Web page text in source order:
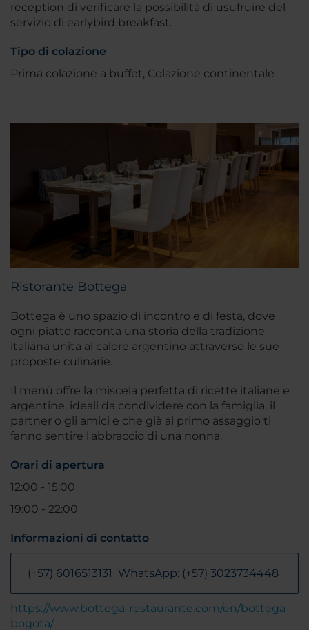
reception di verificare la possibilità di usufruire del
servizio di earlybird breakfast.
Tipo di colazione
Prima colazione a buffet, Colazione continentale
Ristorante Bottega
Bottega è uno spazio di incontro e di festa, dove
ogni piatto racconta una storia della tradizione
italiana unita al calore argentino attraverso le sue
proposte culinarie.
Il menù offre la miscela perfetta di ricette italiane e
argentine, ideali da condividere con la famiglia, il
partner o gli amici e che già al primo assaggio ti
fanno sentire l'abbraccio di una nonna.
Orari di apertura
12:00 - 15:00
19:00 - 22:00
Informazioni di contatto
(+57) 6016513131 WhatsApp: (+57) 3023734448
https://www.bottega-restaurante.com/en/bottega-
bogota/